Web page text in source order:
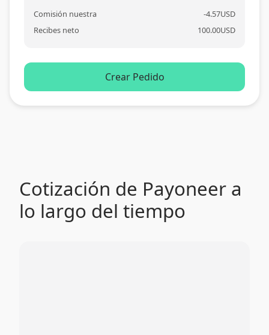
Comisión nuestra -4.57USD
Recibes neto
100.00USD
Crear Pedido
Cotización de Payoneer a
lo largo del tiempo